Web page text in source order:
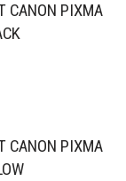
CANON PIXMA
CANON PIXMA